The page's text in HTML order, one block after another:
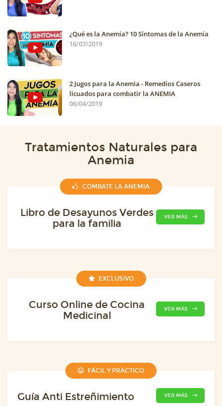
¿Qué es la Anemia? 10 Síntomas de la Anemia
16/07/2019
2 Jugos para la Anemia - Remedios Caseros
licuados para combatir la ANEMIA
06/04/2019
Tratamientos Naturales para
Anemia
COMBATE LA ANEMIA
Libro de Desayunos Verdes
para la familia
VER MÁS
EXCLUSIVO
Curso Online de Cocina
Medicinal
VER MÁS
FÁCIL Y PRÁCTICO
Guía Anti Estreñimiento VER MÁS